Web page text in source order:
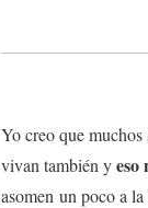
Yo creo que
vivan también yeso
asomen un poco a